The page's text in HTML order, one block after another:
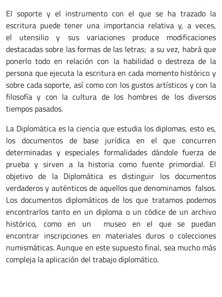
El soporte y el instrumento con el que se ha trazado la
escritura puede tener una importancia relativa y, a veces,
el utensilio y sus variaciones produce modificaciones
destacadas sobre las formas de las letras; a su vez, habrá que
ponerlo todo en relación con la habilidad o destreza de la
persona que ejecuta la escritura en cada momento histórico y
sobre cada soporte, así como con los gustos artísticos y con la
filosofía y con la cultura de los hombres de los diversos
tiempos pasados.
La Diplomática es la ciencia que estudia los diplomas, esto es,
los documentos de base jurídica en el que concurren
determinadas y especiales formalidades dándole fuerza de
prueba y sirven a la historia como fuente primordial. El
objetivo de la Diplomática es distinguir los documentos
verdaderos y auténticos de aquellos que denominamos falsos.
Los documentos diplomáticos de los que tratamos podemos
encontrarlos tanto en un diploma o un códice de un archivo
histórico, como en un museo en el que se puedan
encontrar inscripciones en materiales duros o colecciones
numismáticas. Aunque en este supuesto final, sea mucho más
compleja la aplicación del trabajo diplomático.